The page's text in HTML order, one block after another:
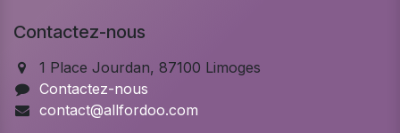
Contactez-nous
1 Place Jourdan, 87100 Limoges
Contactez-nous
contact@allfordoo.com